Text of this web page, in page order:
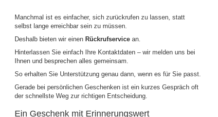
Manchmal ist es einfacher, sich zurückrufen zu lassen, statt
selbst lange erreichbar sein zu müssen.
Deshalb bieten wir einen Rückrufservice an.
Hinterlassen Sie einfach Ihre Kontaktdaten – wir melden uns bei
Ihnen und besprechen alles gemeinsam.
So erhalten Sie Unterstützung genau dann, wenn es für Sie passt.
Gerade bei persönlichen Geschenken ist ein kurzes Gespräch oft
der schnellste Weg zur richtigen Entscheidung.
Ein Geschenk mit Erinnerungswert